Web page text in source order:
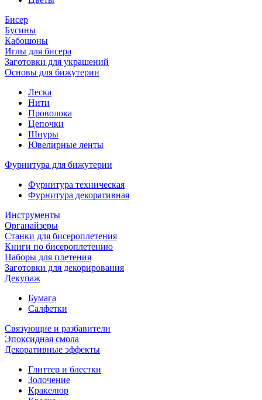
Бисер
Бусины
Кабошоны
Иглы для бисера
Заготовки для украшений
Основы для бижутерии
Леска
Нити
Проволока
Цепочки
Шнуры
Ювелирные ленты
Фурнитура для бижутерии
Фурнитура техническая
Фурнитура декоративная
Инструменты
Органайзеры
Станки для бисероплетения
Книги по бисероплетению
Наборы для плетения
Заготовки для декорирования
Декупаж
Бумага
Салфетки
Связующие и разбавители
Эпоксидная смола
Декоративные эффекты
Глиттер и блестки
Золочение
Кракелюр